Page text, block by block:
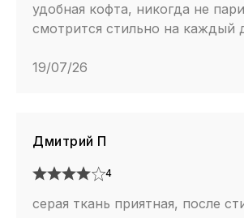
удобная кофта, никогда не
смотрится стильно на каждый
19/07/26
Дмитрий П
4
серая ткань приятная, после